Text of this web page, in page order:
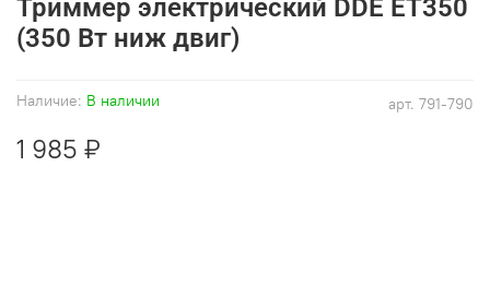
арт. 791-790
Наличие: В наличии
Триммер электрический DDE ET350
(350 Вт ниж двиг)
1 985 ₽